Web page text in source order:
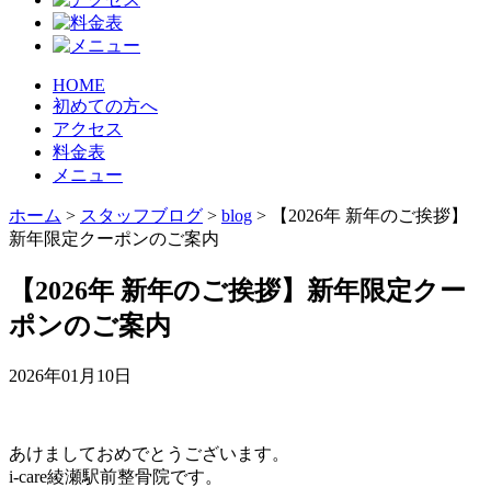
HOME
初めての方へ
アクセス
料金表
メニュー
ホーム > スタッフブログ > blog >
【2026年 新年のご挨拶】
新年限定クーポンのご案内
【2026年 新年のご挨拶】新年限定クー
ポンのご案内
2026年01月10日
あけましておめでとうございます。
i-care綾瀬駅前整骨院です。